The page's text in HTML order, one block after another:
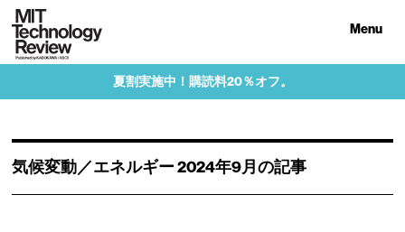
Menu
夏割実施中！購読料20％オフ。
気候変動／エネルギー 2024年9月の記事